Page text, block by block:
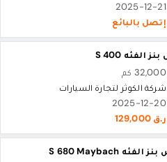
2025-12-21
إتصل بالبائع
32,000 كم
شركة الكوثر لتجارة السيارات
2025-12-20
ر.ق 129,000